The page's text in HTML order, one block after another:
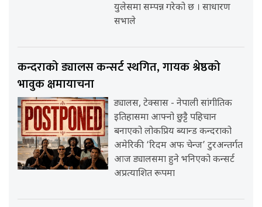
युलेसमा सम्पन्न गरेको छ । साधारण
सभाले
कन्दराको ड्यालस कन्सर्ट स्थगित, गायक श्रेष्ठको
भावुक क्षमायाचना
ड्यालस, टेक्सास - नेपाली सांगीतिक
इतिहासमा आफ्नो छुट्टै पहिचान
बनाएको लोकप्रिय ब्यान्ड कन्दराको
अमेरिकी ‘रिदम अफ चेन्ज’ टुरअन्तर्गत
आज ड्यालसमा हुने भनिएको कन्सर्ट
अप्रत्याशित रूपमा